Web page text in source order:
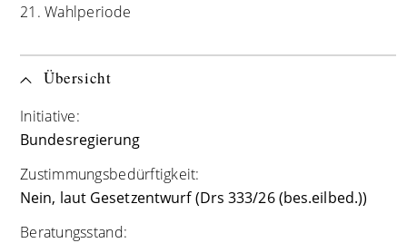
21. Wahlperiode
Übersicht
Initiative:
Bundesregierung
Zustimmungsbedürftigkeit:
Nein, laut Gesetzentwurf (Drs 333/26 (bes.eilbed.))
Beratungsstand: